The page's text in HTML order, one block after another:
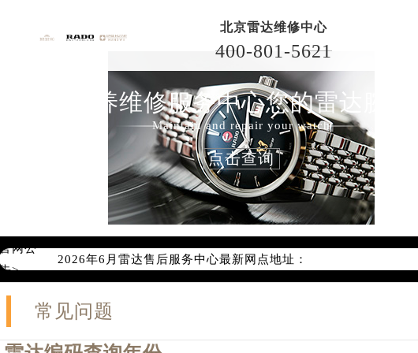
北京雷达维修中心
400-801-5621
保养维修服务中心您的雷达腕表
Maintain and repair your watch
点击查询
官网公
告>
2026年6月雷达北京市售后服务网络优化升级公告
2026年6月北京市雷达官方售后客户服务热线：400-801-5621
2026年6月雷达售后服务中心最新网点地址：
北京市东城区东长安街1号东方广场写字楼W3座6层602室（需提
常见问题